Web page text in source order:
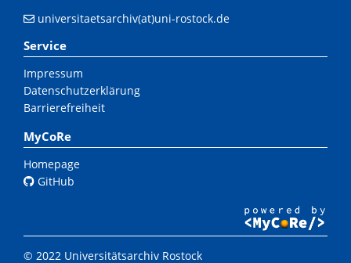
universitaetsarchiv(at)uni-rostock.de
Service
Impressum
Datenschutzerklärung
Barrierefreiheit
MyCoRe
Homepage
GitHub
© 2022 Universitätsarchiv Rostock